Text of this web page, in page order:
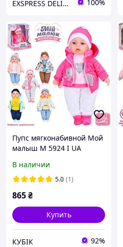
EXSPRESS DELIVERY 100%
Пупс мягконабивной Мой
малыш M 5924 I UA
В наличии
5.0 (1)
865₴
Купить
КУБІК 92%